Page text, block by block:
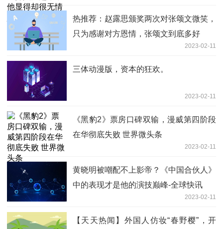
热推荐：赵露思颁奖两次对张颂文微笑，
只为感谢对方恩情，张颂文到底多好
2023-02-11
三体动漫版，资本的狂欢。
2023-02-11
《黑豹2》票房口碑双输，漫威第四阶段
在华彻底失败 世界微头条
2023-02-11
黄晓明被嘲配不上影帝？《中国合伙人》
中的表现才是他的演技巅峰-全球快讯
2023-02-11
【天天热闻】外国人仿妆“春野樱”，开